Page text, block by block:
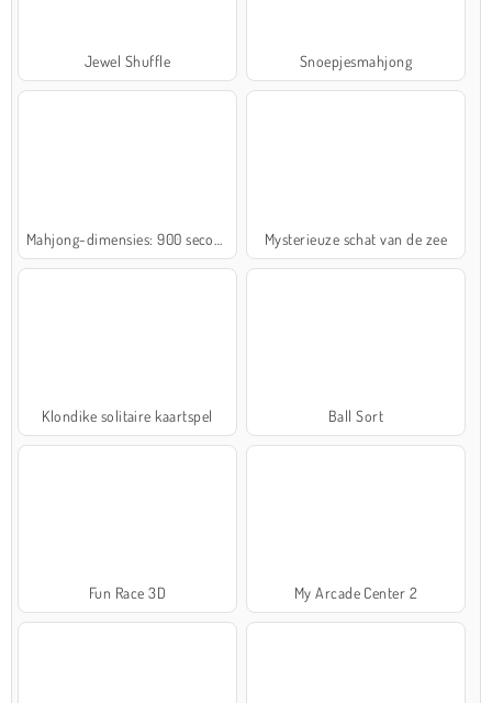
Jewel Shuffle Snoepjesmahjong
Mysterieuze schat van de zee
Klondike solitaire kaartspel Ball Sort
Fun Race 3D My Arcade Center 2